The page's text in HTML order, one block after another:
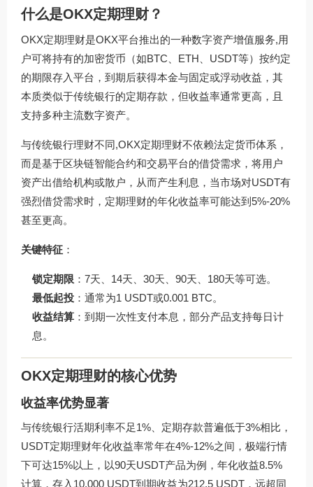
什么是OKX定期理财？
OKX定期理财是OKX平台推出的一种数字资产增值服务,用
户可将持有的加密货币（如BTC、ETH、USDT等）按约定
的期限存入平台，到期后获得本金与固定或浮动收益，其
本质类似于传统银行的定期存款，但收益率通常更高，且
支持多种主流数字资产。
与传统银行理财不同,OKX定期理财不依赖法定货币体系，
而是基于区块链智能合约和交易平台的借贷需求，将用户
资产出借给机构或散户，从而产生利息，当市场对USDT有
强烈借贷需求时，定期理财的年化收益率可能达到5%-20%
甚至更高。
关键特征 ：
锁定期限 ：7天、14天、30天、90天、180天等可选。
最低起投 ：通常为1 USDT或0.001 BTC。
收益结算 ：到期一次性支付本息，部分产品支持每日计
息。
OKX定期理财的核心优势
收益率优势显著
与传统银行活期利率不足1%、定期存款普遍低于3%相比，
USDT定期理财年化收益率常年在4%-12%之间，极端行情
下可达15%以上，以90天USDT产品为例，年化收益8.5%
计算，存入10,000 USDT到期收益为212.5 USDT，远超同